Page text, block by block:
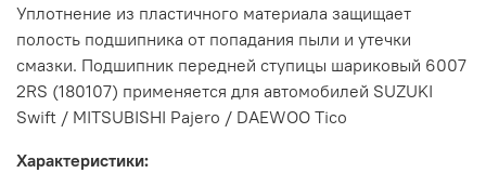
Уплотнение из пластичного материала защищает
полость подшипника от попадания пыли и утечки
смазки. Подшипник передней ступицы шариковый 6007
2RS (180107) применяется для автомобилей SUZUKI
Swift / MITSUBISHI Pajero / DAEWOO Tico
Характеристики: